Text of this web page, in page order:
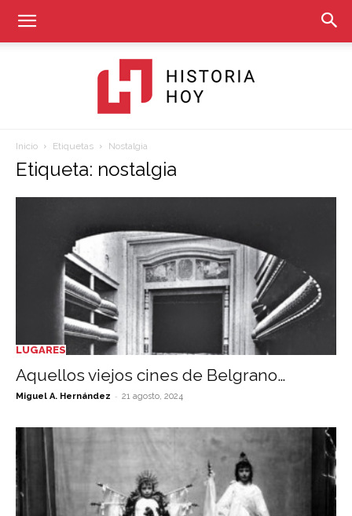
Inicio Etiquetas Nostalgia
Etiqueta: nostalgia
LUGARES
Aquellos viejos cines de Belgrano…
Miguel A. Hernández - 21 agosto, 2024